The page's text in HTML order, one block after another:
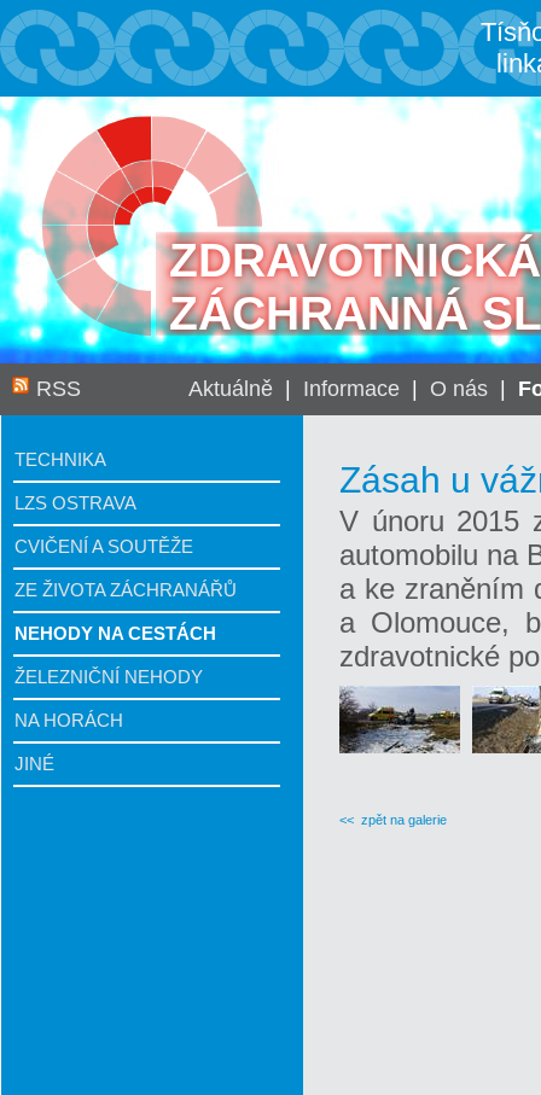
ZDRAVOTNICKÁ
ZÁCHRANNÁ
RSS Aktuálně| Informace| O nás|
TECHNIKA
LZS OSTRAVA
CVIČENÍ A SOUTĚŽE
ZE ŽIVOTA ZÁCHRANÁŘŮ
NEHODY NA CESTÁCH
ŽELEZNIČNÍ NEHODY
NA HORÁCH
JINÉ
Zásah u
V únoru 2015
automobilu na
a ke zraněním
a Olomouce,
zdravotnické
<< zpět na galerie